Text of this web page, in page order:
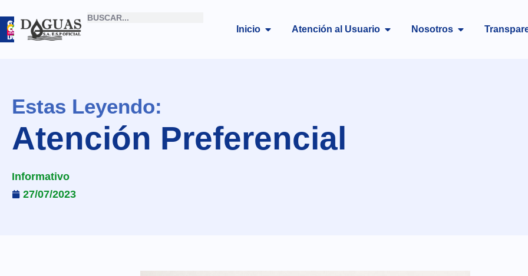
Correo
Institucional
Archivo
Digital
Inicio Atención al Usuario Nosotros
Estas Leyendo:
Atención Preferencial
Informativo
27/07/2023